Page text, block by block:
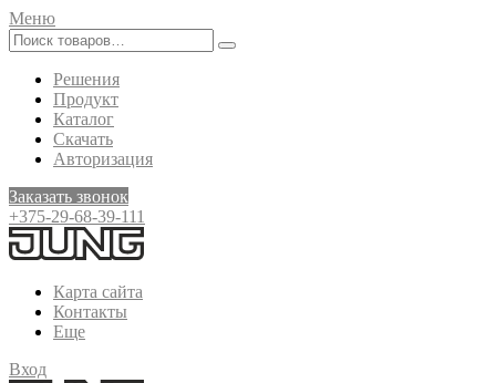
Меню
Решения
Продукт
Каталог
Скачать
Авторизация
Заказать звонок
+375-29-68-39-111
Карта сайта
Контакты
Еще
Вход